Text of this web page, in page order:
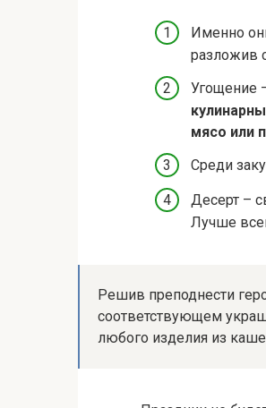
Именно
разложив
Угощение
мясо или
Среди
Десерт –
Лучше
Решив преподнести
соответствующем
любого изделия из